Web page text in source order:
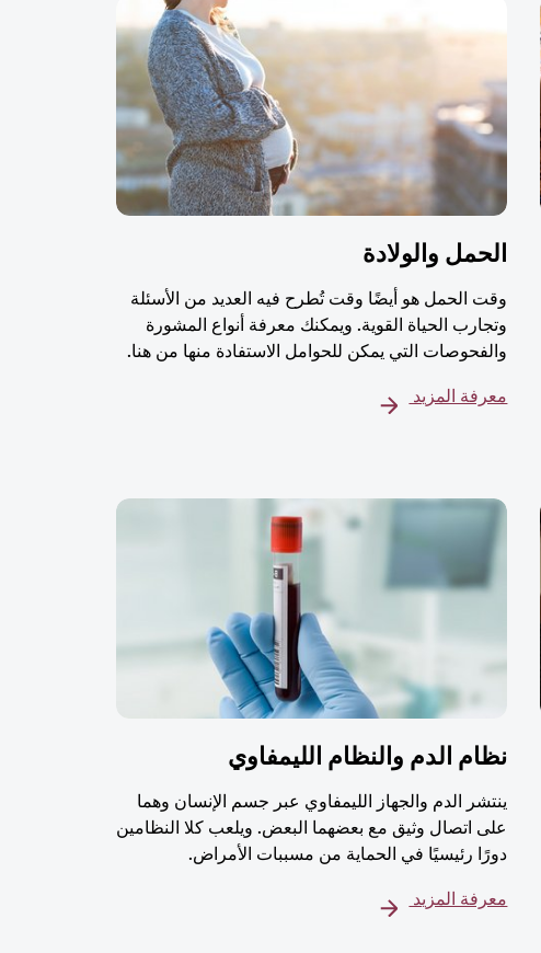
الحمل والولادة
وقت الحمل هو أيضًا وقت تُطرح فيه العديد من الأسئلة
وتجارب الحياة القوية. ويمكنك معرفة أنواع المشورة
والفحوصات التي يمكن للحوامل الاستفادة منها من هنا.
معرفة المزيد
نظام الدم والنظام الليمفاوي
ينتشر الدم والجهاز الليمفاوي عبر جسم الإنسان وهما
على اتصال وثيق مع بعضهما البعض. ويلعب كلا النظامين
دورًا رئيسيًا في الحماية من مسببات الأمراض.
معرفة المزيد